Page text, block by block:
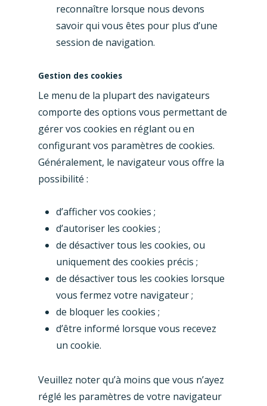
reconnaître lorsque nous devons
savoir qui vous êtes pour plus d’une
session de navigation.
Gestion des cookies
Le menu de la plupart des navigateurs
comporte des options vous permettant de
gérer vos cookies en réglant ou en
configurant vos paramètres de cookies.
Généralement, le navigateur vous offre la
possibilité :
d’afficher vos cookies ;
d’autoriser les cookies ;
de désactiver tous les cookies, ou
uniquement des cookies précis ;
de désactiver tous les cookies lorsque
vous fermez votre navigateur ;
de bloquer les cookies ;
d’être informé lorsque vous recevez
un cookie.
Veuillez noter qu’à moins que vous n’ayez
réglé les paramètres de votre navigateur